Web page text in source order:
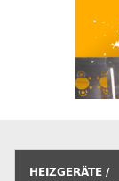
HEIZGERÄTE /